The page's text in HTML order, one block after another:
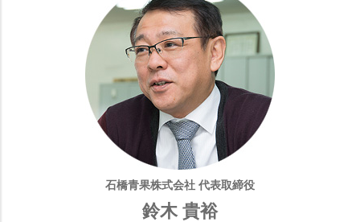
石橋青果株式会社 代表取締役
鈴木 貴裕